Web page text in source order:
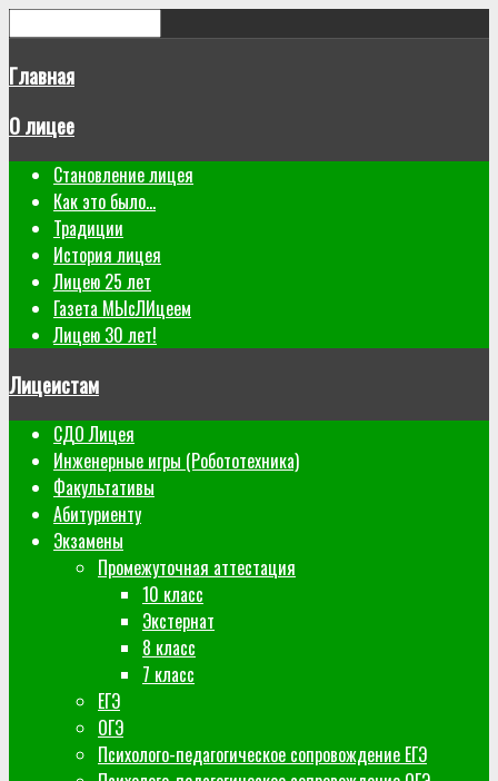
Главная
О лицее
Становление лицея
Как это было...
Традиции
История лицея
Лицею 25 лет
Газета МЫсЛИцеем
Лицею 30 лет!
Лицеистам
СДО Лицея
Инженерные игры (Робототехника)
Факультативы
Абитуриенту
Экзамены
Промежуточная аттестация
10 класс
Экстернат
8 класс
7 класс
ЕГЭ
ОГЭ
Психолого-педагогическое сопровождение ЕГЭ